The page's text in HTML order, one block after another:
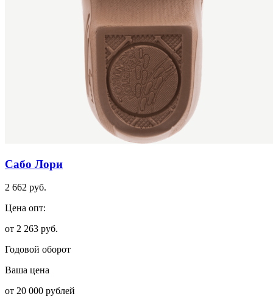
Сабо Лори
2 662 руб.
Цена опт:
от 2 263 руб.
Годовой оборот
Ваша цена
от 20 000 рублей